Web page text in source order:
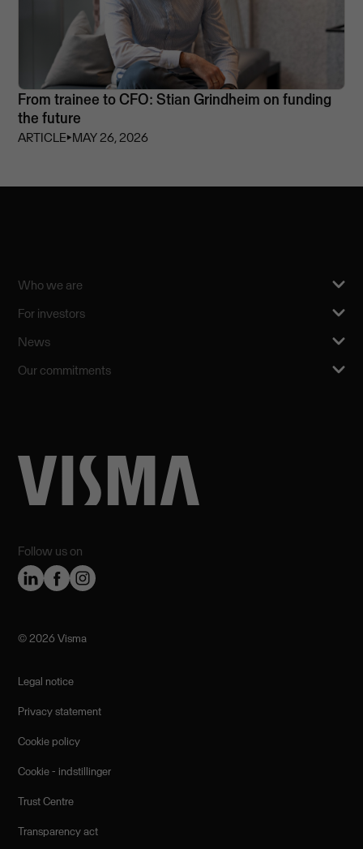
From trainee to CFO: Stian Grindheim on funding
the future
ARTICLE⏵MAY 26, 2026
Follow us on
Who we are
For investors
News
Our commitments
©️ 2026 Visma
Legal notice
Privacy statement
Cookie policy
Cookie - indstillinger
Trust Centre
Transparency act